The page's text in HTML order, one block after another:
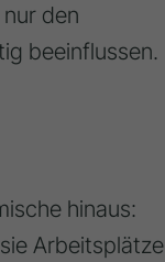
den
beeinflussen.
hinaus:
Arbeitsplätze